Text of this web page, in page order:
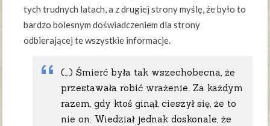
tych trudnych latach, a z drugiej strony myślę, że było to
bardzo bolesnym doświadczeniem dla strony
odbierającej te wszystkie informacje.
(…) Śmierć była tak wszechobecna, że
przestawała robić wrażenie. Za każdym
razem, gdy ktoś ginął, cieszył się, że to
nie on. Wiedział jednak doskonale, że